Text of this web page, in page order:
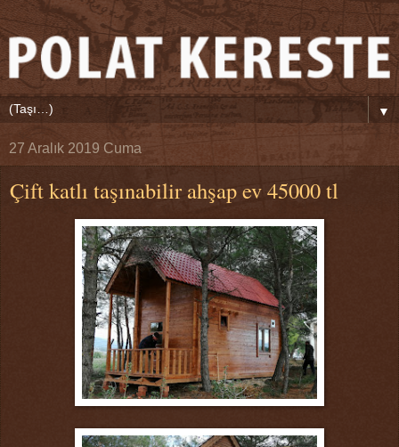
▼
27 Aralık 2019 Cuma
Çift katlı taşınabilir ahşap ev 45000 tl